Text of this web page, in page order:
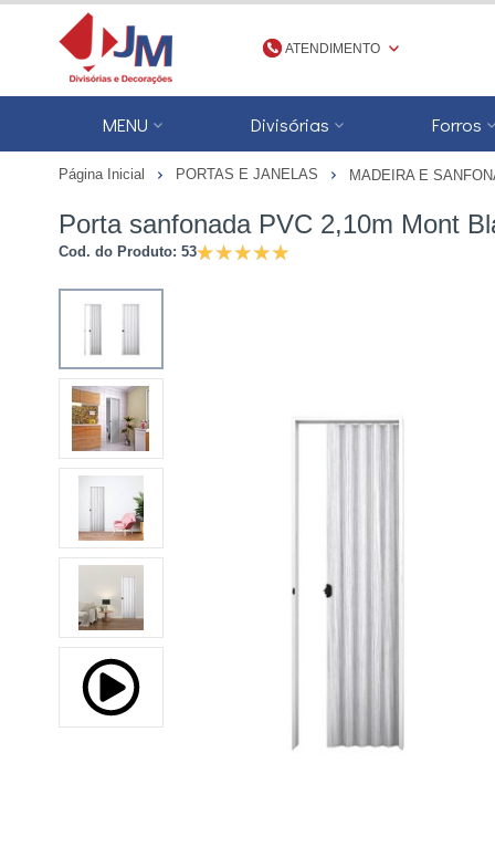
ATENDIMENTO
(48) 3623-1777
4836231777
MENU Divisórias Forros
Página Inicial PORTAS E JANELAS MADEIRA E
Porta sanfonada PVC 2,10m Mont
Cod. do Produto: 53